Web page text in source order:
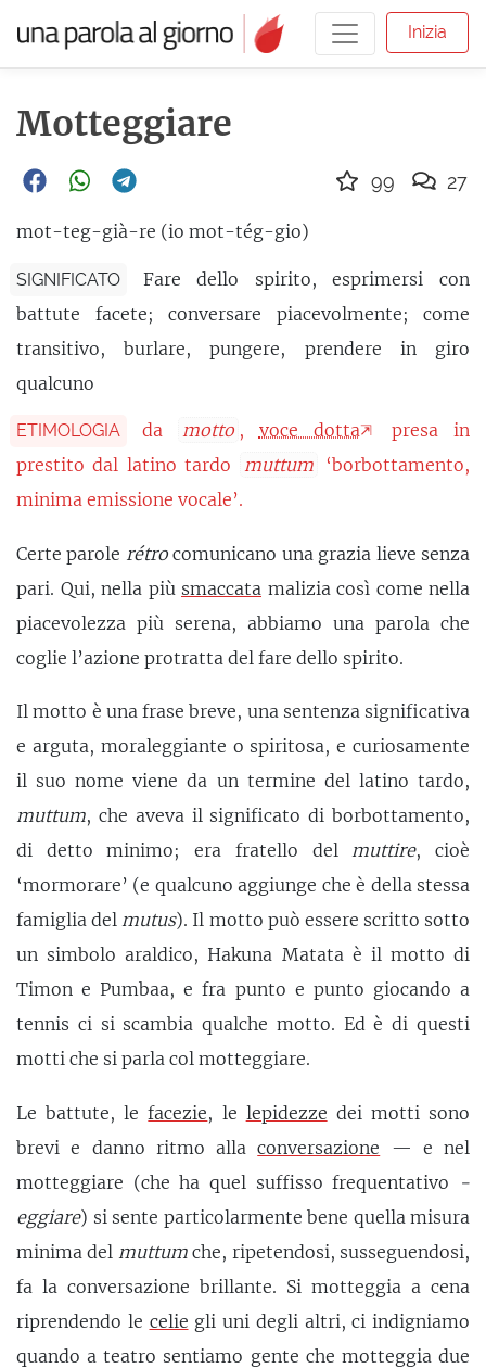
Inizia
Motteggiare
mot-teg-già-re (io mot-tég-gio)
SIGNIFICATO
Fare dello spirito, esprimersi con
battute facete; conversare piacevolmente; come
transitivo, burlare, pungere, prendere in giro
qualcuno
ETIMOLOGIA da motto , voce dotta
presa in
prestito dal latino tardo
muttum
‘borbottamento,
minima emissione vocale’.
Certe parole rétrocomunicano una grazia lieve senza
pari. Qui, nella più smaccata malizia così come nella
piacevolezza più serena, abbiamo una parola che
coglie l’azione protratta del fare dello spirito.
Il motto è una frase breve, una sentenza significativa
e arguta, moraleggiante o spiritosa, e curiosamente
il suo nome viene da un termine del latino tardo,
muttum, che aveva il significato di borbottamento,
di detto minimo; era fratello delmuttire, cioè
‘mormorare’ (e qualcuno aggiunge che è della stessa
famiglia delmutus). Il motto può essere scritto sotto
un simbolo araldico, Hakuna Matata è il motto di
Timon e Pumbaa, e fra punto e punto giocando a
tennis ci si scambia qualche motto. Ed è di questi
motti che si parla col motteggiare.
Le battute, lefacezie, le lepidezze dei motti sono
brevi e danno ritmo allaconversazione — e nel
motteggiare (che ha quel suffisso frequentativo
-
eggiare) si sente particolarmente bene quella misura
minima del muttumche, ripetendosi, susseguendosi,
fa la conversazione brillante. Si motteggia a cena
riprendendo le celie gli uni degli altri, ci indigniamo
quando a teatro sentiamo gente che motteggia due
99 27